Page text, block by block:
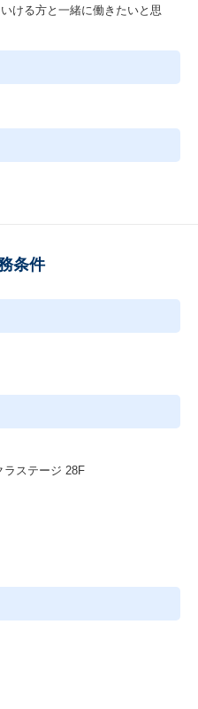
ける方と一緒に働きたいと思
条件
ラステージ 28F